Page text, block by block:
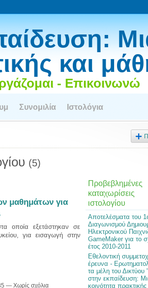
και
- Επικοινωνώ
Συνομιλία Ιστολόγια
(5)
μαθημάτων για
οποία εξετάστηκαν σε
για εισαγωγή στην
— Χωρίς σχόλια
Προβεβλημένες
καταχωρίσεις
ιστολογίου
Αποτελέσματα του
Διαγωνισμού
Ηλεκτρονικού
GameMaker για το
έτος 2010-2011
Εθελοντική
έρευνα -
τα μέλη του
στην εκπαίδευση:
κοινότητα πρακτικής